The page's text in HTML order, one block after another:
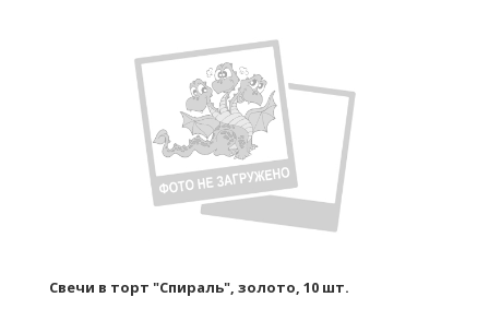
Свечи в торт "Спираль", золото, 10 шт.